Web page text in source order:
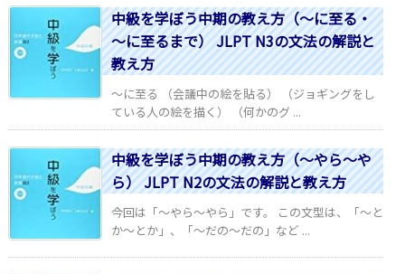
中級を学ぼう中期の教え方（～に至る・
～に至るまで） JLPT N3の文法の解説と
教え方
～に至る （会議中の絵を貼る） （ジョギングをし
ている人の絵を描く） （何かのグ ...
中級を学ぼう中期の教え方（～やら～や
ら） JLPT N2の文法の解説と教え方
今回は「～やら～やら」です。 この文型は、「～と
か～とか」、「～だの～だの」など ...